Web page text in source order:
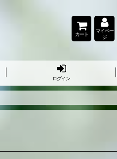
カート
マイペー
ジ
ログイン